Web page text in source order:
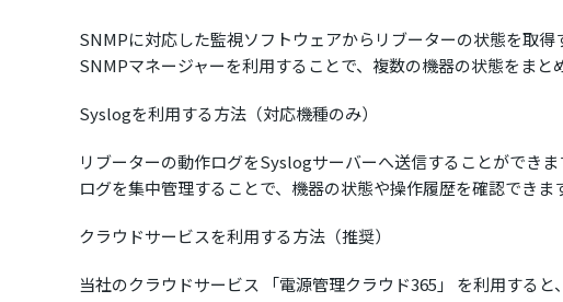
SNMPに対応した監視ソフトウェアからリブーターの状態を取得
SNMPマネージャーを利用することで、複数の機器の状態をまと
Syslogを利用する方法（対応機種のみ）
リブーターの動作ログをSyslogサーバーへ送信することができま
ログを集中管理することで、機器の状態や操作履歴を確認できま
クラウドサービスを利用する方法（推奨）
当社のクラウドサービス 「電源管理クラウド365」 を利用する